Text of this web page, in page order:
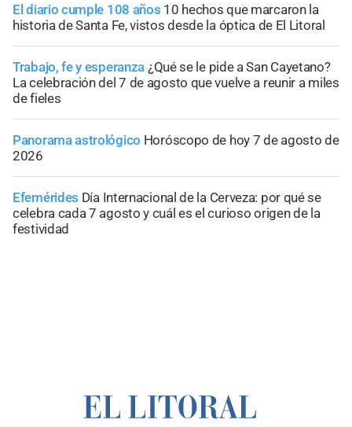
El diario cumple 108 años 10 hechos que marcaron la
historia de Santa Fe, vistos desde la óptica de El Litoral
Trabajo, fe y esperanza ¿Qué se le pide a San Cayetano?
La celebración del 7 de agosto que vuelve a reunir a miles
de fieles
Panorama astrológico Horóscopo de hoy 7 de agosto de
2026
Efemérides Día Internacional de la Cerveza: por qué se
celebra cada 7 agosto y cuál es el curioso origen de la
festividad